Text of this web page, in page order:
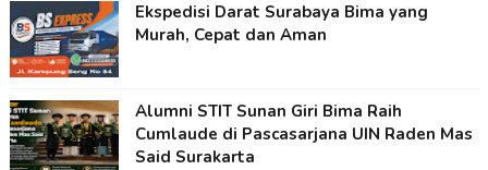
Ekspedisi Darat Surabaya Bima yang
Murah, Cepat dan Aman
Alumni STIT Sunan Giri Bima Raih
Cumlaude di Pascasarjana UIN Raden Mas
Said Surakarta